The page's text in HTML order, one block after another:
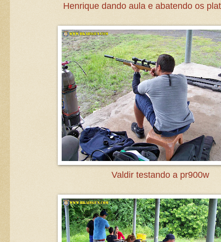
Henrique dando aula e abatendo os
Valdir testando a pr900w